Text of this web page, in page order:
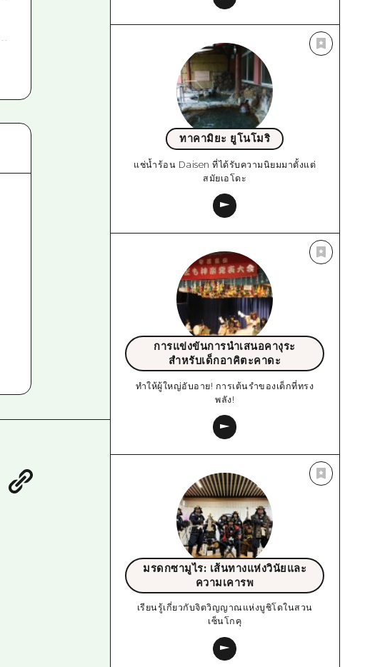
ทาคามิยะ ยูโนโมริ
แช่น้ำร้อน Daisen ที่ได้รับความนิยมมาตั้งแต่
สมัยเอโดะ
การแข่งขันการนำเสนอคางุระ
สำหรับเด็กอาคิตะคาดะ
ทำให้ผู้ใหญ่อับอาย! การเต้นรำของเด็กที่ทรง
พลัง!
มรดกซามูไร: เส้นทางแห่งวินัยและ
ความเคารพ
เรียนรู้เกี่ยวกับจิตวิญญาณแห่งบูชิโดในสวน
เซ็นโกคุ